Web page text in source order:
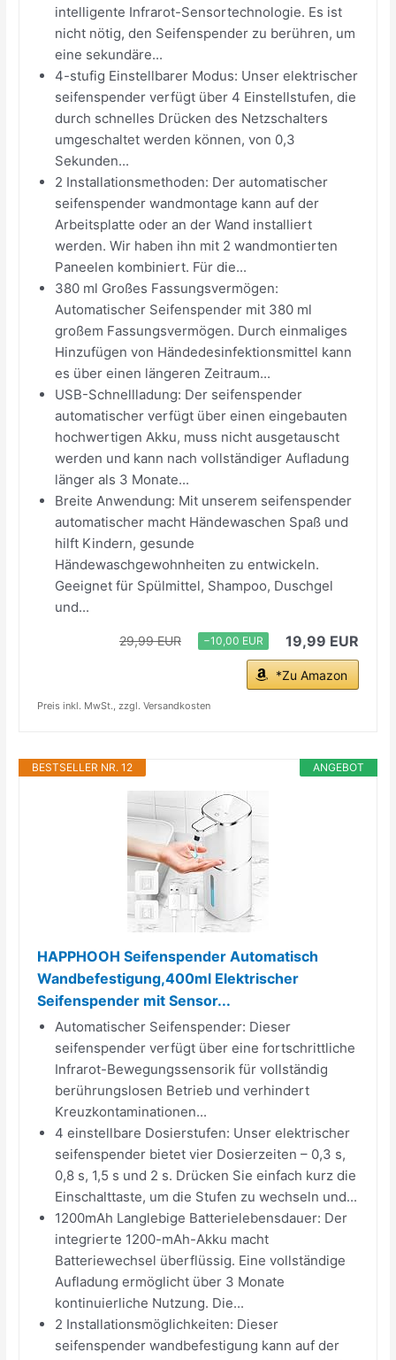
intelligente Infrarot-Sensortechnologie. Es ist
nicht nötig, den Seifenspender zu berühren, um
eine sekundäre...
4-stufig Einstellbarer Modus: Unser elektrischer
seifenspender verfügt über 4 Einstellstufen, die
durch schnelles Drücken des Netzschalters
umgeschaltet werden können, von 0,3
Sekunden...
2 Installationsmethoden: Der automatischer
seifenspender wandmontage kann auf der
Arbeitsplatte oder an der Wand installiert
werden. Wir haben ihn mit 2 wandmontierten
Paneelen kombiniert. Für die...
380 ml Großes Fassungsvermögen:
Automatischer Seifenspender mit 380 ml
großem Fassungsvermögen. Durch einmaliges
Hinzufügen von Händedesinfektionsmittel kann
es über einen längeren Zeitraum...
USB-Schnellladung: Der seifenspender
automatischer verfügt über einen eingebauten
hochwertigen Akku, muss nicht ausgetauscht
werden und kann nach vollständiger Aufladung
länger als 3 Monate...
Breite Anwendung: Mit unserem seifenspender
automatischer macht Händewaschen Spaß und
hilft Kindern, gesunde
Händewaschgewohnheiten zu entwickeln.
Geeignet für Spülmittel, Shampoo, Duschgel
und...
29,99 EUR −10,00 EUR 19,99 EUR
*Zu Amazon
Preis inkl. MwSt., zzgl. Versandkosten
ANGEBOT
BESTSELLER NR. 12
HAPPHOOH Seifenspender Automatisch
Wandbefestigung,400ml Elektrischer
Seifenspender mit Sensor...
Automatischer Seifenspender: Dieser
seifenspender verfügt über eine fortschrittliche
Infrarot-Bewegungssensorik für vollständig
berührungslosen Betrieb und verhindert
Kreuzkontaminationen...
4 einstellbare Dosierstufen: Unser elektrischer
seifenspender bietet vier Dosierzeiten – 0,3 s,
0,8 s, 1,5 s und 2 s. Drücken Sie einfach kurz die
Einschalttaste, um die Stufen zu wechseln und...
1200mAh Langlebige Batterielebensdauer: Der
integrierte 1200-mAh-Akku macht
Batteriewechsel überflüssig. Eine vollständige
Aufladung ermöglicht über 3 Monate
kontinuierliche Nutzung. Die...
2 Installationsmöglichkeiten: Dieser
seifenspender wandbefestigung kann auf der